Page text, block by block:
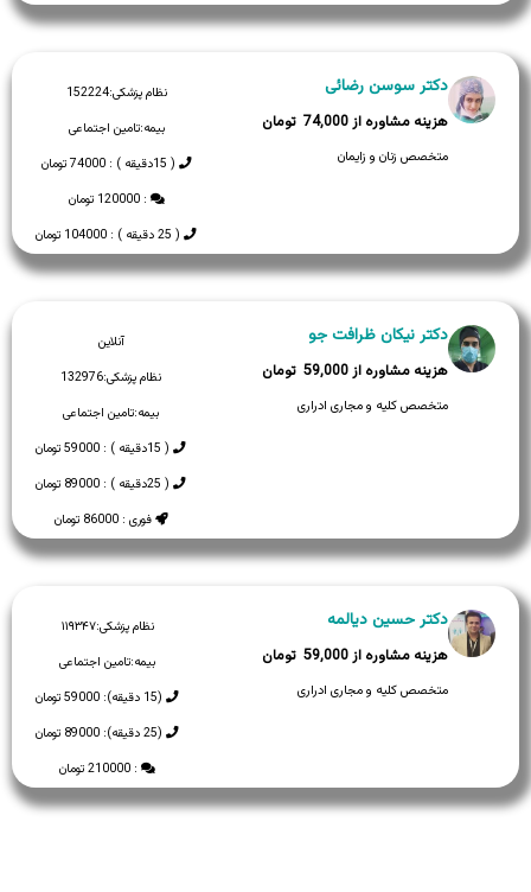
نظام پزشکی:152224
بیمه:تامین اجتماعی
( 15دقیقه ) : 74000 تومان
: 120000 تومان
( 25 دقیقه ) : 104000 تومان
دکتر سوسن رضائی
74,000
متخصص زنان و زایمان
آنلاین
نظام پزشکی:132976
بیمه:تامین اجتماعی
( 15دقیقه ) : 59000 تومان
( 25دقیقه ) : 89000 تومان
فوری : 86000 تومان
دکتر نیکان ظرافت جو
59,000
متخصص کلیه و مجاری ادراری
نظام پزشکی:۱۱۹۳۴۷
بیمه:تامین اجتماعی
(15 دقیقه): 59000 تومان
(25 دقیقه): 89000 تومان
: 210000 تومان
دکتر حسین دیالمه
59,000
متخصص کلیه و مجاری ادراری